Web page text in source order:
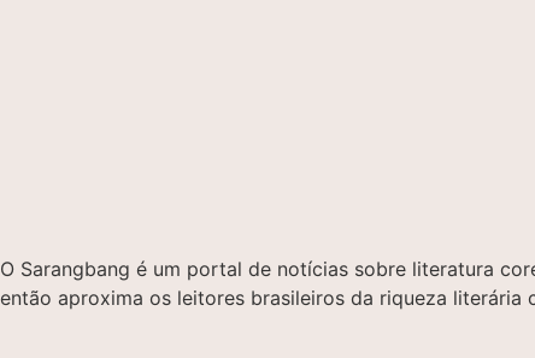
O Sarangbang é um portal de notícias sobre literatura
então aproxima os leitores brasileiros da riqueza